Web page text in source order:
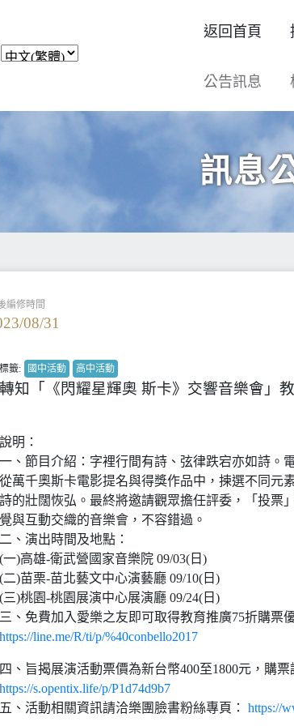
返回首頁
公告訊息
訊息
編修時間
08/31
標籤: 國中活動 高中活動
轉知「《閃耀星輝奧 斯卡》交響音樂會」
說明：
一、節目介紹：字裡行間有詩、弦律跌宕亦如詩。
從萬千奧斯卡電影提名與得獎作品中，揀選不同元
詩的壯闊恢弘。最終將邀請觀眾擔任評委，「投票
覺與互動交織的音樂會，不容錯過。
二、演出時間及地點：
(一)高雄-衛武營國家音樂院 09/03(日)
(二)苗栗-苗北藝文中心演藝廳 09/10(日)
(三)桃園-桃園展演中心展演廳 09/24(日)
三、免費加入愛樂之友即可取得教育推廣75折購票
https://line.me/R/ti/p/%40conbello2017
四、旨揭展演活動票價為新台幣400至1800元，購票
https://s.opentix.life/p/P1d74d9b7
五、活動相關資訊請洽樂團臉書粉絲專頁： https://